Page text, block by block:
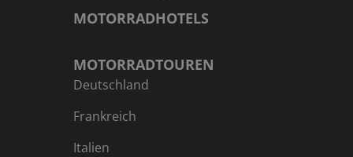
MOTORRADHOTELS
MOTORRADTOUREN
Deutschland
Frankreich
Italien